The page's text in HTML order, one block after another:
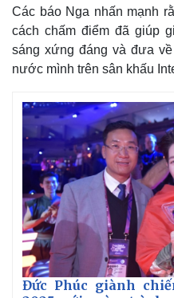
Các báo Nga nhấn mạnh
cách chấm điểm đã giúp
sáng xứng đáng và đưa
nước mình trên sân khấu
Đức Phúc giành